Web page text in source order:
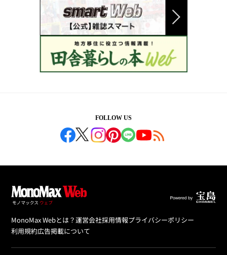
FOLLOW US
MonoMax Webとは？運営会社採用情報プライバシーポリシー
利用規約広告掲載について